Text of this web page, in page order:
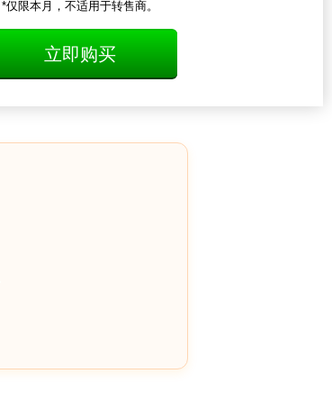
*仅限本月，不适用于转售商。
立即购买